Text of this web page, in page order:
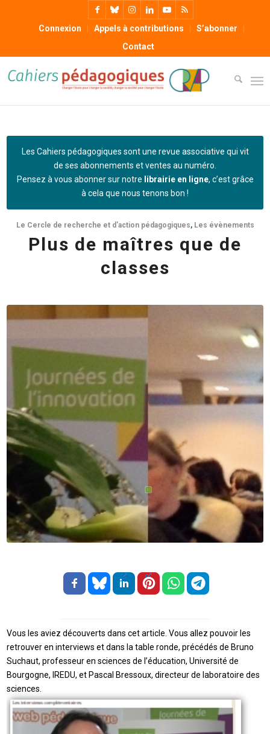
Connexion Appels à contributions
S’abonner
Contact
Les Cahiers pédagogiques sont une revue associative qui vit
de ses abonnements et ventes au numéro.
Pensez à vous abonner sur notre librairie en ligne, c’est grâce
à cela que nous tenons bon !
Le Cercle de recherche et d'action pédagogiques, Les évènements
Plus de maîtres que de
classes
Vous les aviez découverts dans cet article. Vous allez pouvoir les
retrouver en interviews et dans la table ronde, précédés de Bruno
Suchaut, professeur en sciences de l’éducation, Université de
Bourgogne, IREDU, et Pascal Bressoux, directeur de laboratoire des
sciences.